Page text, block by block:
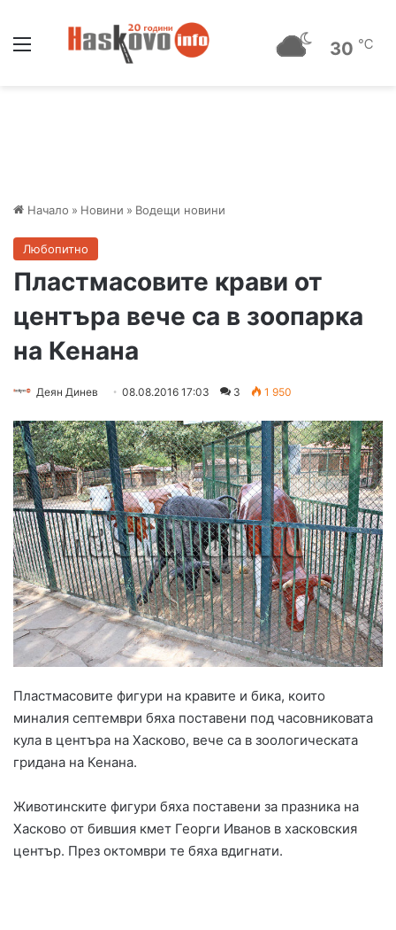
30 ℃
Начало » Новини » Водещи новини
Любопитно
Пластмасовите крави от
центъра вече са в зоопарка
на Кенана
Деян Динев 08.08.2016 17:03 3 1 950
Пластмасовите фигури на кравите и бика, които
миналия септември бяха поставени под часовниковата
кула в центъра на Хасково, вече са в зоологическата
гридана на Кенана.
Животинските фигури бяха поставени за празника на
Хасково от бившия кмет Георги Иванов в хасковския
център. През октомври те бяха вдигнати.